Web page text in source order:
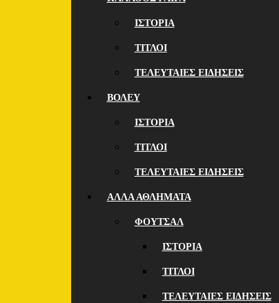
ΙΣΤΟΡΙΑ
ΤΙΤΛΟΙ
ΤΕΛΕΥΤΑΙΕΣ ΕΙΔΗΣΕΙΣ
ΒΟΛΕΥ
ΙΣΤΟΡΙΑ
ΤΙΤΛΟΙ
ΤΕΛΕΥΤΑΙΕΣ ΕΙΔΗΣΕΙΣ
ΑΛΛΑ ΑΘΛΗΜΑΤΑ
ΦΟΥΤΣΑΛ
ΙΣΤΟΡΙΑ
ΤΙΤΛΟΙ
ΤΕΛΕΥΤΑΙΕΣ ΕΙΔΗΣΕΙΣ